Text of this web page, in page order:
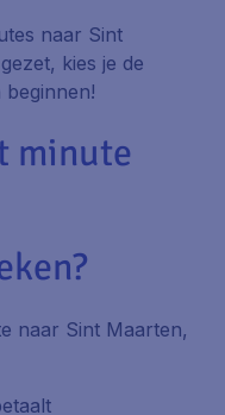
naar Sint
kies je de
minute
naar Sint Maarten,